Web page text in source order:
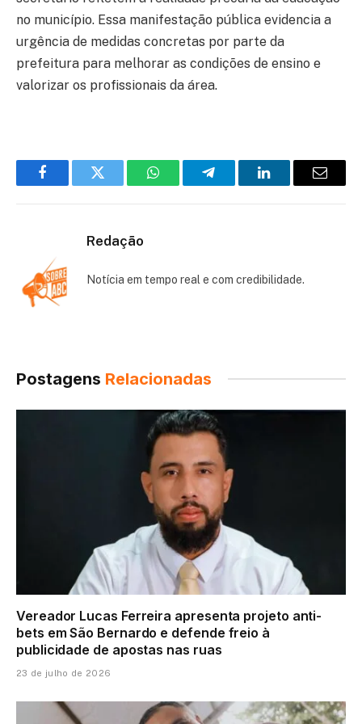
no município. Essa manifestação pública evidencia a
urgência de medidas concretas por parte da
prefeitura para melhorar as condições de ensino e
valorizar os profissionais da área.
FacebookTwitter WhatsAppTelegramLinkedInEmail
Redação
Notícia em tempo real e com credibilidade.
Postagens Relacionadas
Vereador Lucas Ferreira apresenta projeto anti-
bets em São Bernardo e defende freio à
publicidade de apostas nas ruas
23 de julho de 2026